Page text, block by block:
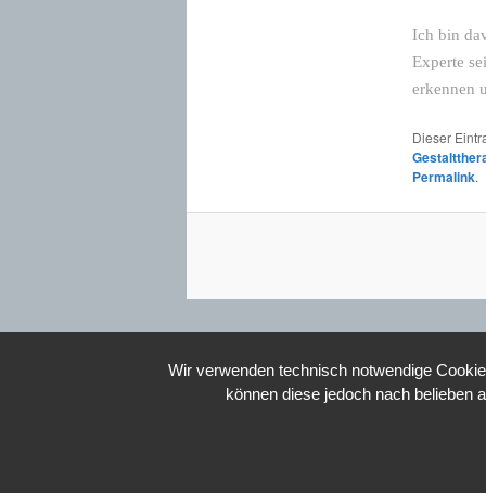
Ich bin
Experte
erkennen
Dieser
Permalink.
Wir verwenden technisch notwendige
können diese jedoch nach belieben